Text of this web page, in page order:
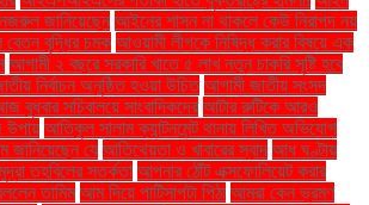
জানিয়েছেন আইনের শাসন না থাকলে কেউ নিরাপদ নয়
বৃদ্ধির চমক আওয়ামী লীগকে নিষিদ্ধ করার বিষয়ে এক
আগামী ২ বছরে সরকারি খাতে ৫ লাখ নতুন চাকরি সৃষ্টি হবে
নির্বাচন অনুষ্ঠিত হওয়া উচিত আগামী জাতীয় সংসদ
বুধবার সচিবালয়ে সাংবাদিকদের আটার রুটিকে আরও
উপায় আতিকুল সালাম ক্যান্টনমেন্ট থানায় লিখিত অভিযোগ
জানিয়েছেন যে আতিথেয়তা ও খাবারের স্বাদ আধ ঘণ্টায়
তহবিলের সতর্কতা আপনার ঠোঁট এক্সফোলিয়েট করার
তামিম আম দিয়ে পাটিসাপটা পিঠা আমরা কেন ভ্রমণ